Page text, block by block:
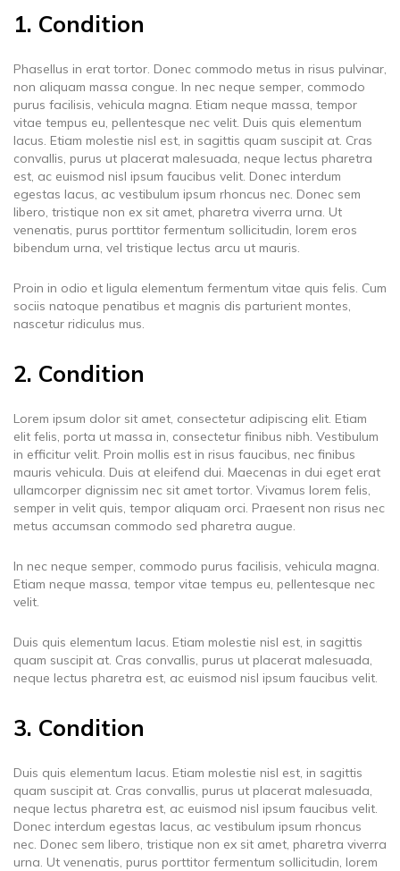
1. Condition
Phasellus in erat tortor. Donec commodo metus in risus pulvinar,
non aliquam massa congue. In nec neque semper, commodo
purus facilisis, vehicula magna. Etiam neque massa, tempor
vitae tempus eu, pellentesque nec velit. Duis quis elementum
lacus. Etiam molestie nisl est, in sagittis quam suscipit at. Cras
convallis, purus ut placerat malesuada, neque lectus pharetra
est, ac euismod nisl ipsum faucibus velit. Donec interdum
egestas lacus, ac vestibulum ipsum rhoncus nec. Donec sem
libero, tristique non ex sit amet, pharetra viverra urna. Ut
venenatis, purus porttitor fermentum sollicitudin, lorem eros
bibendum urna, vel tristique lectus arcu ut mauris.
Proin in odio et ligula elementum fermentum vitae quis felis. Cum
sociis natoque penatibus et magnis dis parturient montes,
nascetur ridiculus mus.
2. Condition
Lorem ipsum dolor sit amet, consectetur adipiscing elit. Etiam
elit felis, porta ut massa in, consectetur finibus nibh. Vestibulum
in efficitur velit. Proin mollis est in risus faucibus, nec finibus
mauris vehicula. Duis at eleifend dui. Maecenas in dui eget erat
ullamcorper dignissim nec sit amet tortor. Vivamus lorem felis,
semper in velit quis, tempor aliquam orci. Praesent non risus nec
metus accumsan commodo sed pharetra augue.
In nec neque semper, commodo purus facilisis, vehicula magna.
Etiam neque massa, tempor vitae tempus eu, pellentesque nec
velit.
Duis quis elementum lacus. Etiam molestie nisl est, in sagittis
quam suscipit at. Cras convallis, purus ut placerat malesuada,
neque lectus pharetra est, ac euismod nisl ipsum faucibus velit.
3. Condition
Duis quis elementum lacus. Etiam molestie nisl est, in sagittis
quam suscipit at. Cras convallis, purus ut placerat malesuada,
neque lectus pharetra est, ac euismod nisl ipsum faucibus velit.
Donec interdum egestas lacus, ac vestibulum ipsum rhoncus
nec. Donec sem libero, tristique non ex sit amet, pharetra viverra
urna. Ut venenatis, purus porttitor fermentum sollicitudin, lorem